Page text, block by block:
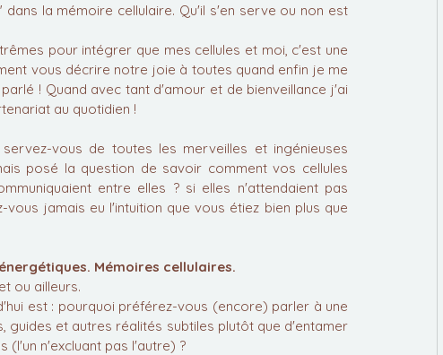
la mémoire cellulaire. Qu'il s'en serve ou non est
pour intégrer que mes cellules et moi, c'est une
vous décrire notre joie à toutes quand enfin je me
! Quand avec tant d'amour et de bienveillance j'ai
au quotidien !
vous de toutes les merveilles et ingénieuses
posé la question de savoir comment vos cellules
entre elles ? si elles n'attendaient pas
jamais eu l'intuition que vous étiez bien plus que
Mémoires cellulaires.
ou ailleurs.
est : pourquoi préférez-vous (encore) parler à une
et autres réalités subtiles plutôt que d'entamer
(l'un n'excluant pas l'autre) ?